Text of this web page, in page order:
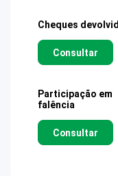
Cheques
Consultar
Participação em
falência
Consultar